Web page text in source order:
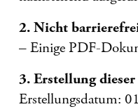
2. Nicht
– Einige PDF-
3. Erstellung
Erstellungsdatum: